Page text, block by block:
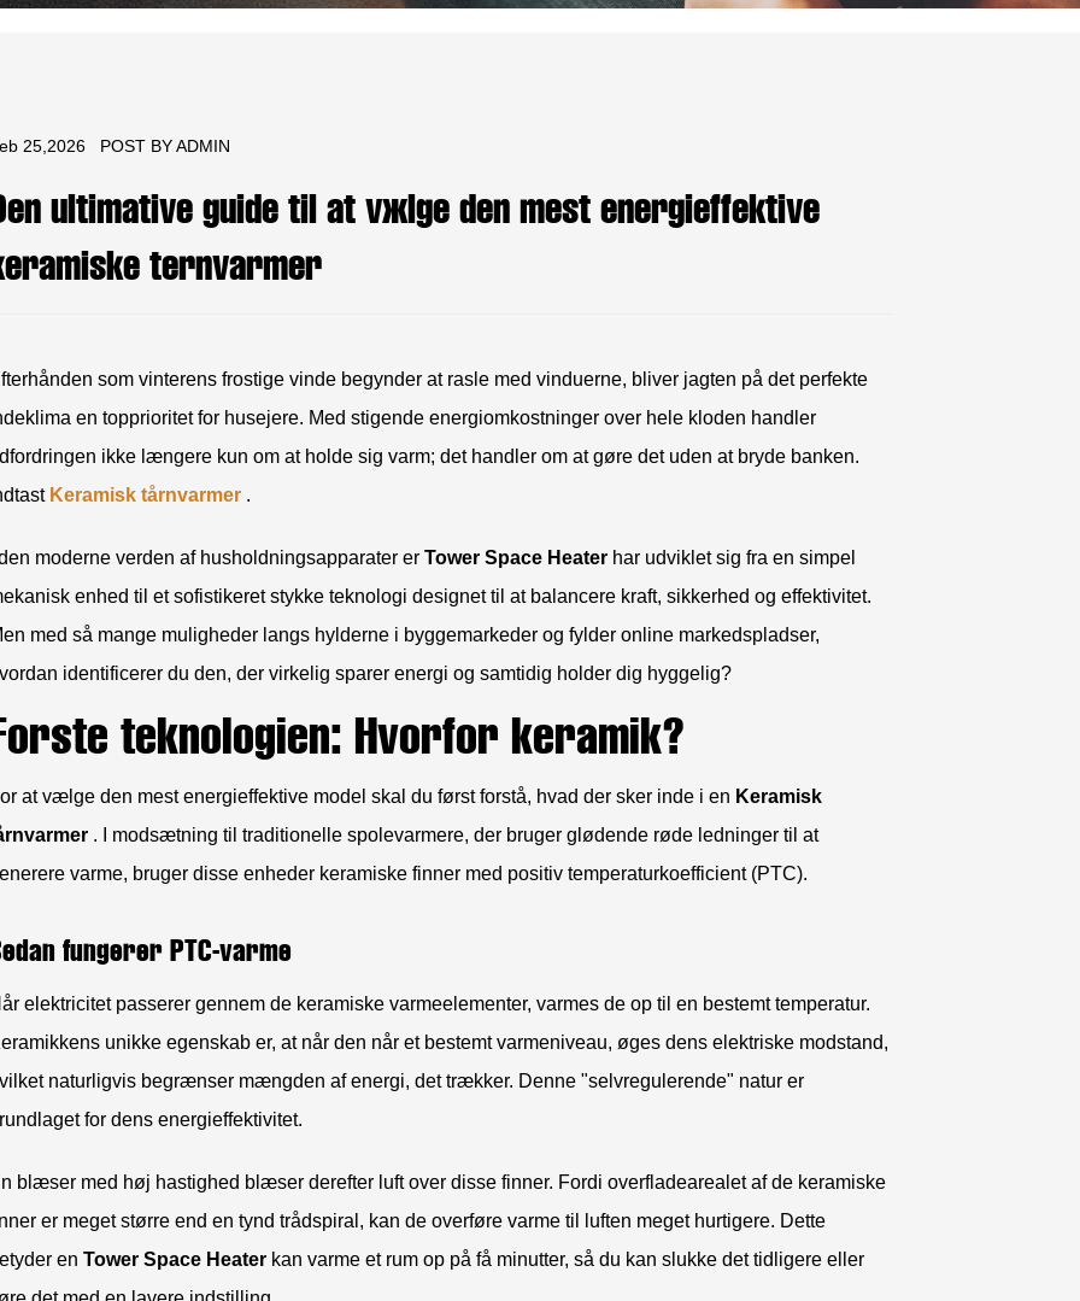
25,2026 POST BY ADMIN
ultimative guide til at vælge den mest energieffektive
tårnvarmer
som vinterens frostige vinde begynder at rasle med vinduerne, bliver jagten på det perfekte
en topprioritet for husejere. Med stigende energiomkostninger over hele kloden handler
ikke længere kun om at holde sig varm; det handler om at gøre det uden at bryde banken.
Keramisk tårnvarmer .
den moderne verden af husholdningsapparater er Tower Space Heater har udviklet sig fra en simpel
enhed til et sofistikeret stykke teknologi designet til at balancere kraft, sikkerhed og effektivitet.
med så mange muligheder langs hylderne i byggemarkeder og fylder online markedspladser,
identificerer du den, der virkelig sparer energi og samtidig holder dig hyggelig?
teknologien: Hvorfor keramik?
at vælge den mest energieffektive model skal du først forstå, hvad der sker inde i en Keramisk
. I modsætning til traditionelle spolevarmere, der bruger glødende røde ledninger til at
varme, bruger disse enheder keramiske finner med positiv temperaturkoefficient (PTC).
fungerer PTC-varme
elektricitet passerer gennem de keramiske varmeelementer, varmes de op til en bestemt temperatur.
unikke egenskab er, at når den når et bestemt varmeniveau, øges dens elektriske modstand,
naturligvis begrænser mængden af ​​energi, det trækker. Denne "selvregulerende" natur er
for dens energieffektivitet.
blæser med høj hastighed blæser derefter luft over disse finner. Fordi overfladearealet af de keramiske
er meget større end en tynd trådspiral, kan de overføre varme til luften meget hurtigere. Dette
en Tower Space Heater kan varme et rum op på få minutter, så du kan slukke det tidligere eller